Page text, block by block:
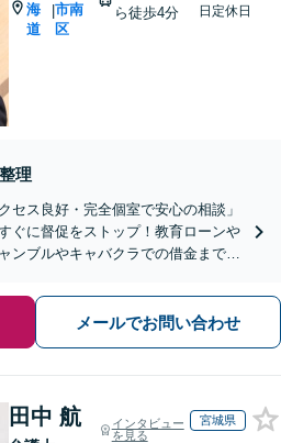
海
道
|市南
区
ら徒歩4分
日定休日
理
セス良好・完全個室で安心の相談」
ぐに督促をストップ！教育ローンや
ンブルやキャバクラでの借金まで、
メールでお問い合わせ
田中 航
インタビュー
を見る
宮城県